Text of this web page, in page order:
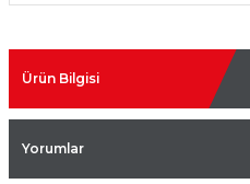
Ürün Bilgisi
Yorumlar